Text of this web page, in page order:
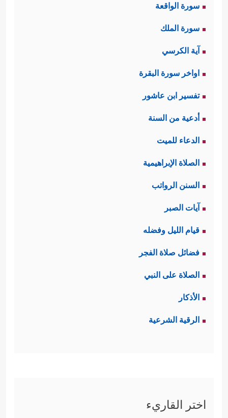
سورة الواقعة
سورة الملك
آية الكرسي
اواخر سورة البقرة
تفسير ابن عاشور
أدعية من السنة
الدعاء للميت
الصلاة الإبراهيمية
السنن الرواتب
آيات الصبر
قيام الليل وفضله
فضائل صلاة الفجر
الصلاة على النبي
الأذكار
الرقية الشرعية
اختر القاريء